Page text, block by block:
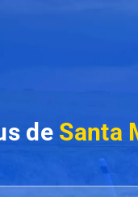
de Santa